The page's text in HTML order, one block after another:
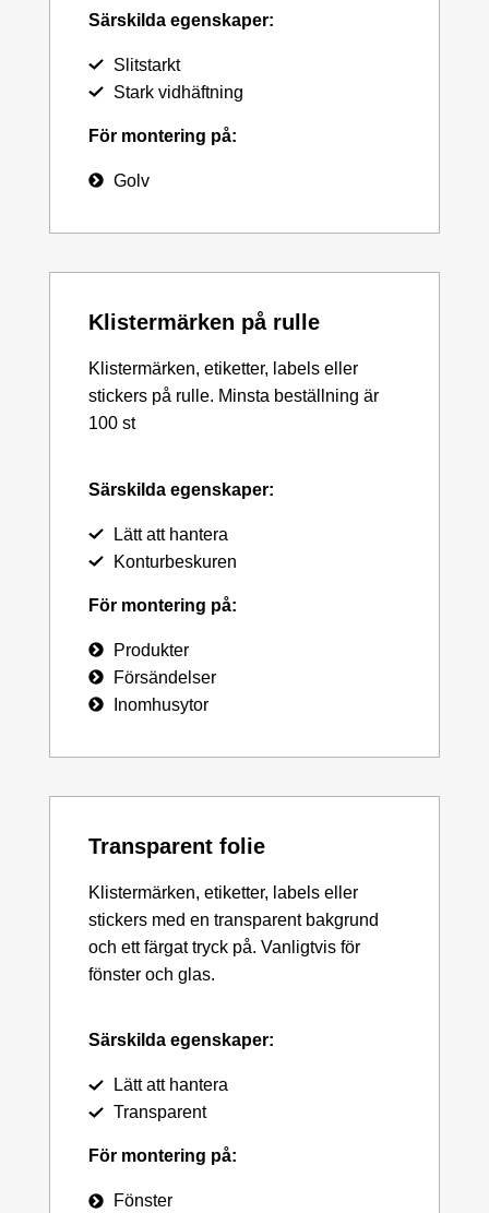
Särskilda egenskaper:
Slitstarkt
Stark vidhäftning
För montering på:
Golv
Klistermärken på rulle
Klistermärken, etiketter, labels eller
stickers på rulle. Minsta beställning är
100 st
Särskilda egenskaper:
Lätt att hantera
Konturbeskuren
För montering på:
Produkter
Försändelser
Inomhusytor
Transparent folie
Klistermärken, etiketter, labels eller
stickers med en transparent bakgrund
och ett färgat tryck på. Vanligtvis för
fönster och glas.
Särskilda egenskaper:
Lätt att hantera
Transparent
För montering på:
Fönster